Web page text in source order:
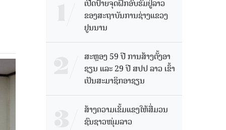
ເປີດປ້າຍຈຸດຝຶກອົບຮົມຢູ່ລາວ
ຂອງສະຖາບັນການຊ່າງແຂວງ
ຢູນນານ
ສະຫຼອງ 59 ປີ ການສ້າງຕັ້ງອາ
ຊຽນ ແລະ 29 ປີ ສປປ ລາວ ເຂົ້າ
ເປັນສະມາຊິກອາຊຽນ
ສ້າງຄວາມເຂັ້ມແຂງໃຫ້ສື່ມວນ
ຊົນຊາວໜຸ່ມລາວ